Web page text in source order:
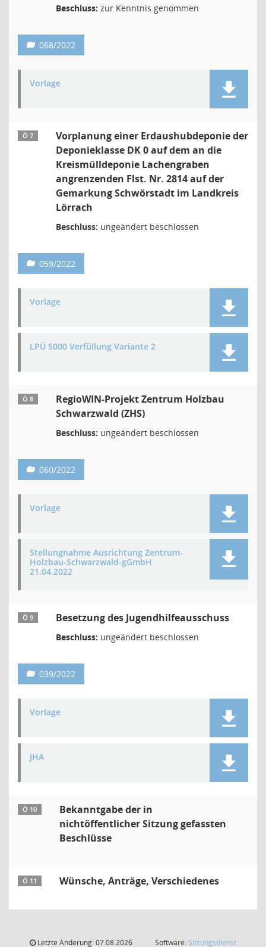
Beschluss: zur Kenntnis genommen
068/2022
Vorlage
Ö 7
Vorplanung einer Erdaushubdeponie der
Deponieklasse DK 0 auf dem an die
Kreismülldeponie Lachengraben
angrenzenden Flst. Nr. 2814 auf der
Gemarkung Schwörstadt im Landkreis
Lörrach
Beschluss: ungeändert beschlossen
059/2022
Vorlage
LPÜ 5000 Verfüllung Variante 2
Ö 8
RegioWIN-Projekt Zentrum Holzbau
Schwarzwald (ZHS)
Beschluss: ungeändert beschlossen
060/2022
Vorlage
Stellungnahme Ausrichtung Zentrum-
Holzbau-Schwarzwald-gGmbH
21.04.2022
Ö 9 Besetzung des Jugendhilfeausschuss
Beschluss: ungeändert beschlossen
039/2022
Vorlage
JHA
Ö 10
Bekanntgabe der in
nichtöffentlicher Sitzung gefassten
Beschlüsse
Ö 11 Wünsche, Anträge, Verschiedenes
Letzte Änderung: 07.08.2026 Software: Sitzungsdienst